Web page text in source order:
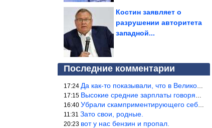
Костин заявляет о
разрушении авторитета
западной...
Последние комментарии
17:24 Да как-то показывали, что в Великобритании вообще корм для живот
17:15 Высокие средние зарплаты говорят о заоблачных зарплатах определё
16:40 Убрали скамприментирующего себя марианетку, кто будет следующим…
11:31 Зато свои, родные.
20:23 вот у нас бензин и пропал.